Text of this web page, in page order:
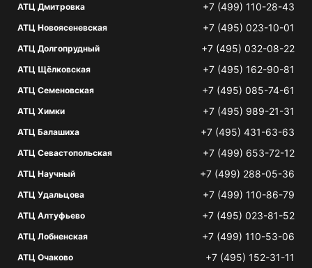
АТЦ Дмитровка +7 (499) 110-28-43
АТЦ Новоясеневская +7 (495) 023-10-01
АТЦ Долгопрудный +7 (495) 032-08-22
АТЦ Щёлковская +7 (495) 162-90-81
АТЦ Семеновская +7 (495) 085-74-61
АТЦ Химки +7 (495) 989-21-31
АТЦ Балашиха +7 (495) 431-63-63
АТЦ Севастопольская +7 (499) 653-72-12
АТЦ Научный +7 (499) 288-05-36
АТЦ Удальцова +7 (499) 110-86-79
АТЦ Алтуфьево +7 (495) 023-81-52
АТЦ Лобненская +7 (499) 110-53-06
АТЦ Очаково +7 (495) 152-31-11